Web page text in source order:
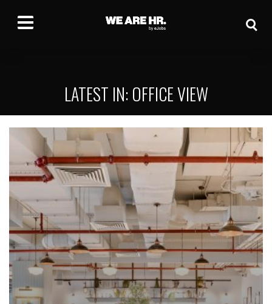
LATEST IN: OFFICE VIEW